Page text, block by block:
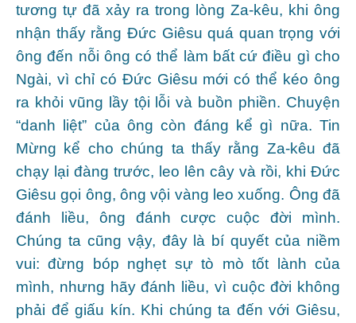
tương tự đã xảy ra trong lòng Za-kêu, khi ông
nhận thấy rằng Đức Giêsu quá quan trọng với
ông đến nỗi ông có thể làm bất cứ điều gì cho
Ngài, vì chỉ có Đức Giêsu mới có thể kéo ông
ra khỏi vũng lầy tội lỗi và buồn phiền. Chuyện
“danh liệt” của ông còn đáng kể gì nữa. Tin
Mừng kể cho chúng ta thấy rằng Za-kêu đã
chạy lại đàng trước, leo lên cây và rồi, khi Đức
Giêsu gọi ông, ông vội vàng leo xuống. Ông đã
đánh liều, ông đánh cược cuộc đời mình.
Chúng ta cũng vậy, đây là bí quyết của niềm
vui: đừng bóp nghẹt sự tò mò tốt lành của
mình, nhưng hãy đánh liều, vì cuộc đời không
phải để giấu kín. Khi chúng ta đến với Giêsu,